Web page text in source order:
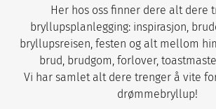
Her hos oss finner dere alt dere
bryllupsplanlegging: inspirasjon,
bryllupsreisen, festen og alt mellom
brud, brudgom, forlover,
Vi har samlet alt dere trenger å vite
drømmebryllup!